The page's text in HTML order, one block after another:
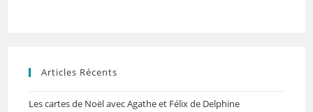
Articles Récents
Les cartes de Noël avec Agathe et Félix de Delphine